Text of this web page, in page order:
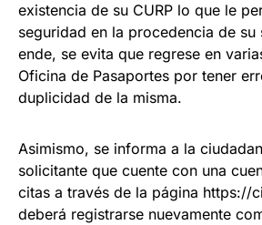
existencia de su CURP lo que le
seguridad en la procedencia de
ende, se evita que regrese en
Oficina de Pasaportes por tener
duplicidad de la misma.
Asimismo, se informa a la
solicitante que cuente con una
citas a través de la página https://
deberá registrarse nuevamente